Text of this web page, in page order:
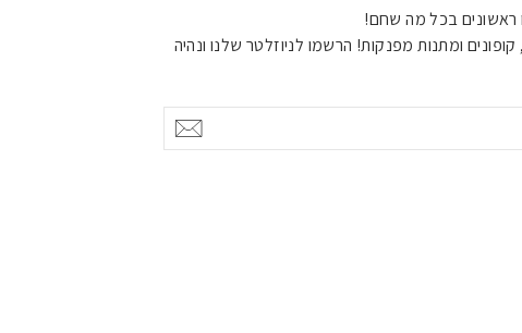
ראשונים בכל מה שחם!
ומתנות מפנקות! הרשמו לניוזלטר שלנו ונהיה